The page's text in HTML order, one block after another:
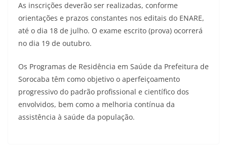
As inscrições deverão ser realizadas, conforme
orientações e prazos constantes nos editais do ENARE,
até o dia 18 de julho. O exame escrito (prova) ocorrerá
no dia 19 de outubro.
Os Programas de Residência em Saúde da Prefeitura de
Sorocaba têm como objetivo o aperfeiçoamento
progressivo do padrão profissional e científico dos
envolvidos, bem como a melhoria contínua da
assistência à saúde da população.